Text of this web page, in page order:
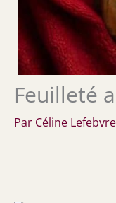
Feuilleté
Par Céline Lefebvre